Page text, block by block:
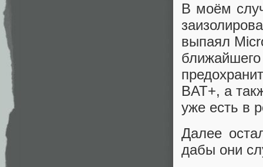
В моём
выпаял
BAT+, а
уже есть в
Далее
дабы они